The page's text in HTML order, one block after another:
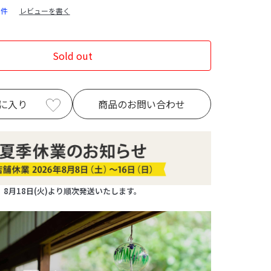
レビューを書く
Sold out
入り 商品のお問い合わせ
8月18日(火)より順次発送いたします。